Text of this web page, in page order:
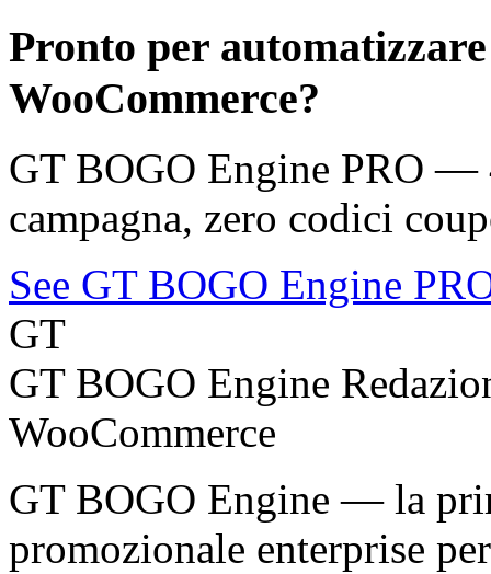
Pronto per
WooCommerce?
GT BOGO Engine PRO —
campagna, zero codici
See GT BOGO Engine
GT
GT BOGO Engine
WooCommerce
GT BOGO Engine — la
promozionale enterprise